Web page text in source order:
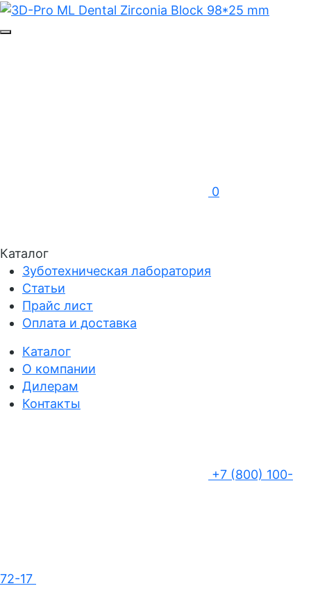
0
Каталог
Зуботехническая лаборатория
Статьи
Прайс лист
Оплата и доставка
Каталог
О компании
Дилерам
Контакты
+7 (800) 100-
72-17